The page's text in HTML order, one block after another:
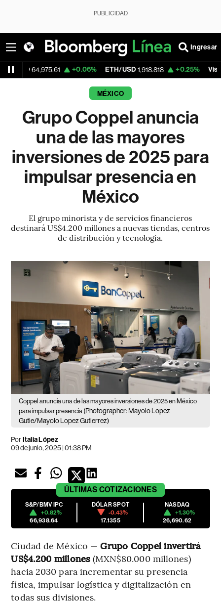
PUBLICIDAD
Ingresar
+0.06% ETH/USD 1,918.818 +0.25% Visa 362.50
MÉXICO
Grupo Coppel anuncia
una de las mayores
inversiones de 2025 para
impulsar presencia en
México
El grupo minorista y de servicios financieros
destinará US$4.200 millones a nuevas tiendas, centros
de distribución y tecnología.
Coppel anuncia una de las mayores inversiones de 2025 en México
para impulsar presencia (Photographer: Mayolo Lopez
Gutie/Mayolo Lopez Gutierrez)
PorItalia López
09 de junio, 2025 | 01:38 PM
ÚLTIMAS COTIZACIONES
S&P/BMV IPC
+0.82%
66,938.64
DÓLAR SPOT
-0.43%
17.1355
NASDAQ
+1.30%
26,690.62
Ciudad de México —Grupo Coppel invertirá
US$4.200 millones(MXN$80.000 millones)
hacia 2030 para incrementar su presencia
física, impulsar logística y digitalización en
todas sus divisiones.